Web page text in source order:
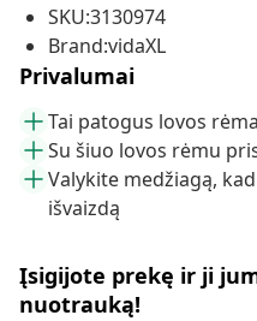
SKU:3130974
Brand:vidaXL
Privalumai
Tai patogus lovos
Su šiuo lovos rėmu
Valykite medžiagą,
išvaizdą
Įsigijote prekę ir ji
nuotrauką!